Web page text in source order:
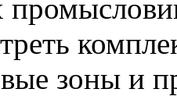
зоны и